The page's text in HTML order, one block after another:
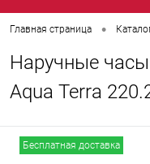
Главная страница •
Наручные
Aqua Terra
Бесплатная доставка